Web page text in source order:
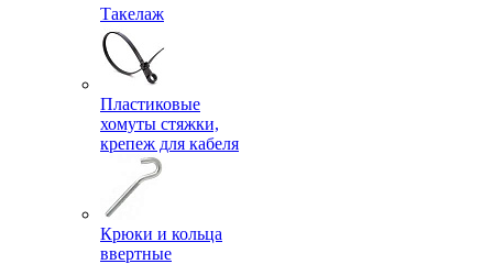
Такелаж
Пластиковые
хомуты стяжки,
крепеж для кабеля
Крюки и кольца
ввертные